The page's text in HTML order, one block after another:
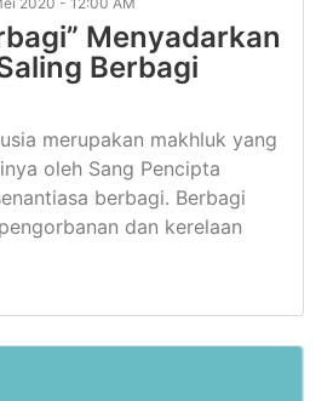
Menyadarkan
Berbagi
merupakan makhluk yang
oleh Sang Pencipta
berbagi. Berbagi
dan kerelaan